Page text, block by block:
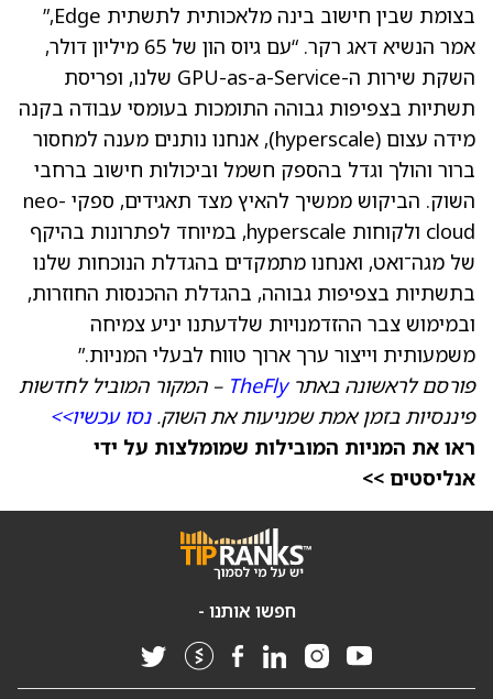
בצומת שבין חישוב בינה מלאכותית לתשתית Edge,”
אמר הנשיא דאג רקר. “עם גיוס הון של 65 מיליון דולר,
השקת שירות ה-GPU-as-a-Service שלנו, ופריסת
תשתיות בצפיפות גבוהה התומכות בעומסי עבודה בקנה
מידה עצום (hyperscale), אנחנו נותנים מענה למחסור
ברור והולך וגדל בהספק חשמל וביכולות חישוב ברחבי
השוק. הביקוש ממשיך להאיץ מצד תאגידים, ספקי neo-
cloud ולקוחות hyperscale, במיוחד לפתרונות בהיקף
של מגה־ואט, ואנחנו מתמקדים בהגדלת הנוכחות שלנו
בתשתיות בצפיפות גבוהה, בהגדלת ההכנסות החוזרות,
ובמימוש צבר ההזדמנויות שלדעתנו יניע צמיחה
משמעותית וייצור ערך ארוך טווח לבעלי המניות.”
פורסם לראשונה באתרTheFly – המקור המוביל לחדשות
פיננסיות בזמן אמת שמניעות את השוק.נסו עכשיו>>
ראו את המניות המובילות שמומלצות על ידי
אנליסטים >>
חפשו אותנו -